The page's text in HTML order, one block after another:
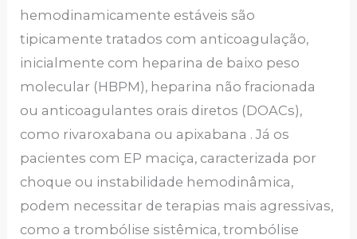
hemodinamicamente estáveis são
tipicamente tratados com anticoagulação,
inicialmente com heparina de baixo peso
molecular (HBPM), heparina não fracionada
ou anticoagulantes orais diretos (DOACs),
como rivaroxabana ou apixabana . Já os
pacientes com EP maciça, caracterizada por
choque ou instabilidade hemodinâmica,
podem necessitar de terapias mais agressivas,
como a trombólise sistêmica, trombólise